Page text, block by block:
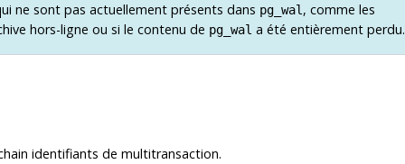
ne sont pas actuellement présents dans pg_wal, comme les
hors-ligne ou si le contenu de pg_wal a été entièrement perdu.
identifiants de multitransaction.